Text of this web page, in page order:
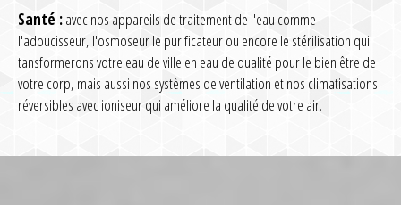
Santé :avec nos appareils de traitement de l'eau comme
l'adoucisseur, l'osmoseur le purificateur ou encore le stérilisation qui
tansformerons votre eau de ville en eau de qualité pour le bien être de
votre corp, mais aussi nos systèmes de ventilation et nos climatisations
réversibles avec ioniseur qui améliore la qualité de votre air.